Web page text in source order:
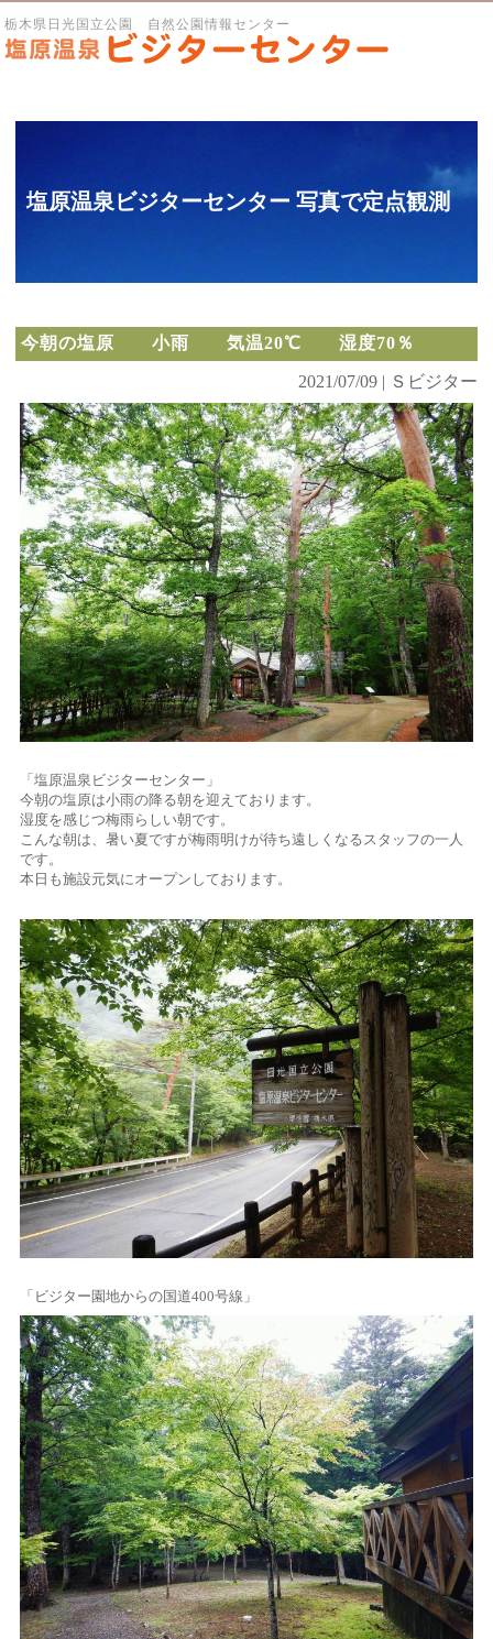
栃木県日光国立公園 自然公園情報センター
塩原温泉ビジターセンター 写真で定点観測
今朝の塩原 小雨 気温20℃ 湿度70％
2021/07/09 | Ｓビジター
「塩原温泉ビジターセンター」
今朝の塩原は小雨の降る朝を迎えております。
湿度を感じつ梅雨らしい朝です。
こんな朝は、暑い夏ですが梅雨明けが待ち遠しくなるスタッフの一人
です。
本日も施設元気にオープンしております。
「ビジター園地からの国道400号線」